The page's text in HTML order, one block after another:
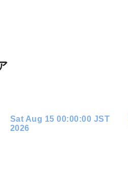
Sat Aug 15 00:00:00 JST
2026